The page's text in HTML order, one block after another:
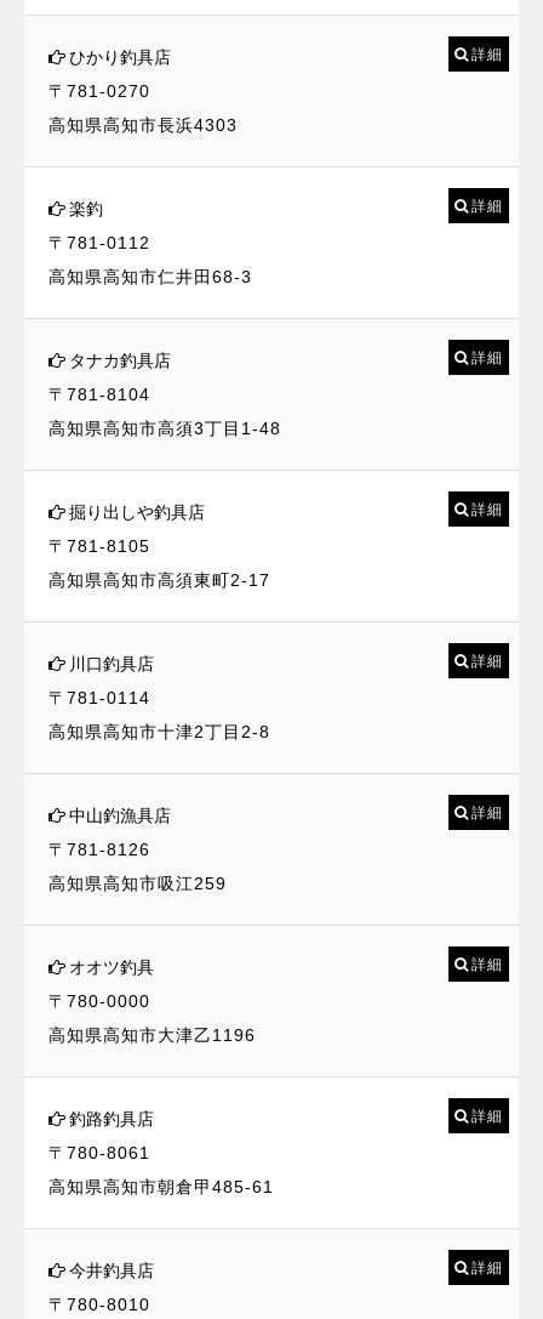
ひかり釣具店
〒781-0270
高知県高知市長浜4303
詳細
楽釣
〒781-0112
高知県高知市仁井田68-3
詳細
タナカ釣具店
〒781-8104
高知県高知市高須3丁目1-48
詳細
掘り出しや釣具店
〒781-8105
高知県高知市高須東町2-17
詳細
川口釣具店
〒781-0114
高知県高知市十津2丁目2-8
詳細
中山釣漁具店
〒781-8126
高知県高知市吸江259
詳細
オオツ釣具
〒780-0000
高知県高知市大津乙1196
詳細
釣路釣具店
〒780-8061
高知県高知市朝倉甲485-61
詳細
今井釣具店
〒780-8010
詳細